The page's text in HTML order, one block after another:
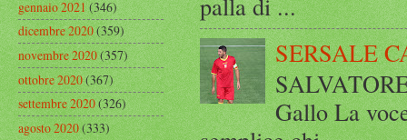
SERSALE
Gallo La
gennaio 2021(346)
dicembre 2020(359)
novembre 2020(357)
ottobre 2020(367)
settembre 2020(326)
agosto 2020(333)